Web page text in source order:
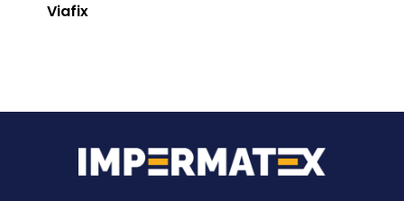
Viafix